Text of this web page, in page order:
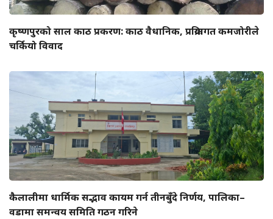
कृष्णपुरको साल काठ प्रकरण: काठ वैधानिक, प्रक्रियागत कमजोरीले
चर्कियो विवाद
कैलालीमा धार्मिक सद्भाव कायम गर्न तीनबुँदे निर्णय, पालिका–
वडामा समन्वय समिति गठन गरिने